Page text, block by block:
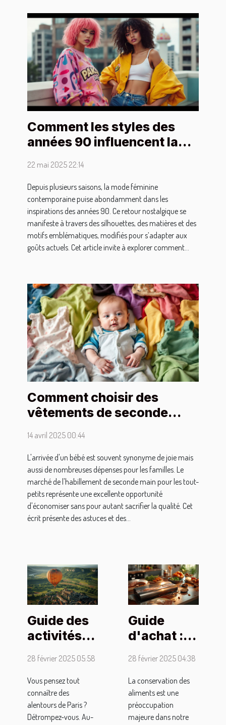
Comment les styles des
années 90 influencent la
22 mai 2025 22:14
Depuis plusieurs saisons, la mode féminine
contemporaine puise abondamment dans les
inspirations des années 90. Ce retour nostalgique se
manifeste à travers des silhouettes, des matières et des
motifs emblématiques, modifiés pour s’adapter aux
goûts actuels. Cet article invite à explorer comment...
Comment choisir des
vêtements de seconde
main pour bébé sans
compromettre la qualité
14 avril 2025 00:44
L'arrivée d'un bébé est souvent synonyme de joie mais
aussi de nombreuses dépenses pour les familles. Le
marché de l'habillement de seconde main pour les tout-
petits représente une excellente opportunité
d'économiser sans pour autant sacrifier la qualité. Cet
écrit présente des astuces et des...
Guide des
activités
uniques
pour
compléter
votre
escapade
28 février 2025 05:58
Vous pensez tout
connaître des
alentours de Paris ?
Détrompez-vous. Au-
Guide
d'achat :
comment
choisir une
machine
sous vide
idéale
28 février 2025 04:38
La conservation des
aliments est une
préoccupation
majeure dans notre